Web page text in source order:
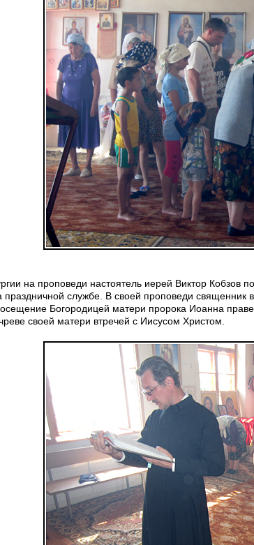
на проповеди настоятель иерей Виктор Кобзов
службе. В своей проповеди священник
Богородицей матери пророка Иоанна
своей матери втречей с Иисусом Христом.